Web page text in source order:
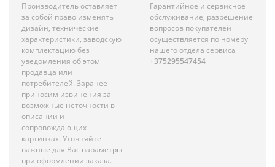
Производитель оставляет
за собой право изменять
дизайн, технические
характеристики, заводскую
комплектацию без
уведомления об этом
продавца или
потребителей. Заранее
приносим извинения за
возможные неточности в
описании и
сопровождающих
картинках. Уточняйте
важные для Вас параметры
при оформлении заказа.
Гарантийное и сервисное
обслуживание, разрешение
вопросов покупателей
осуществляется по номеру
нашего отдела сервиса
+375295547454